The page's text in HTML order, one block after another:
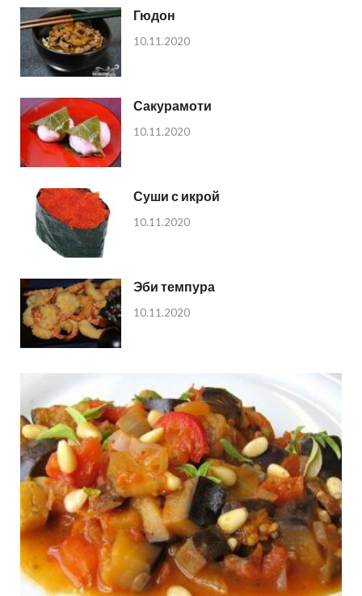
Гюдон
10.11.2020
Сакурамоти
10.11.2020
Суши с икрой
10.11.2020
Эби темпура
10.11.2020